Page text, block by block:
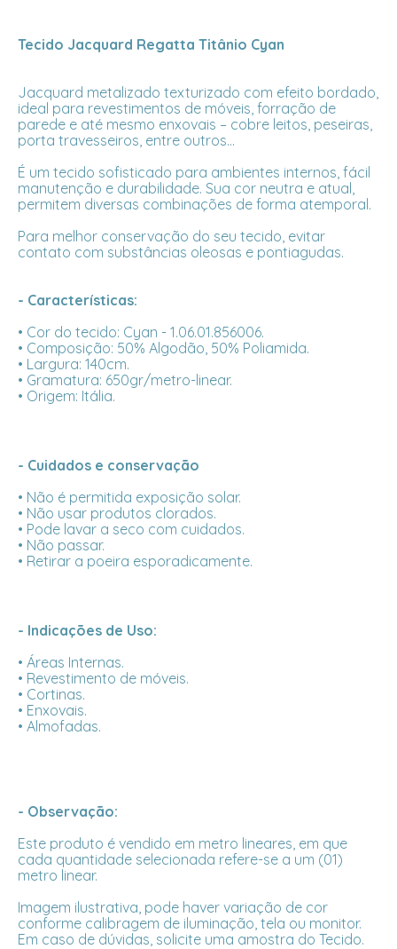
Tecido Jacquard Regatta Titânio Cyan
Jacquard metalizado texturizado com efeito bordado,
ideal para revestimentos de móveis, forração de
parede e até mesmo enxovais – cobre leitos, peseiras,
porta travesseiros, entre outros...
É um tecido sofisticado para ambientes internos, fácil
manutenção e durabilidade. Sua cor neutra e atual,
permitem diversas combinações de forma atemporal.
Para melhor conservação do seu tecido, evitar
contato com substâncias oleosas e pontiagudas.
- Características:
• Cor do tecido: Cyan - 1.06.01.856006.
• Composição: 50% Algodão, 50% Poliamida.
• Largura: 140cm.
• Gramatura: 650gr/metro-linear.
• Origem: Itália.
- Cuidados e conservação
• Não é permitida exposição solar.
• Não usar produtos clorados.
• Pode lavar a seco com cuidados.
• Não passar.
• Retirar a poeira esporadicamente.
- Indicações de Uso:
• Áreas Internas.
• Revestimento de móveis.
• Cortinas.
• Enxovais.
• Almofadas.
- Observação:
Este produto é vendido em metro lineares, em que
cada quantidade selecionada refere-se a um (01)
metro linear.
Imagem ilustrativa, pode haver variação de cor
conforme calibragem de iluminação, tela ou monitor.
Em caso de dúvidas, solicite uma amostra do Tecido.